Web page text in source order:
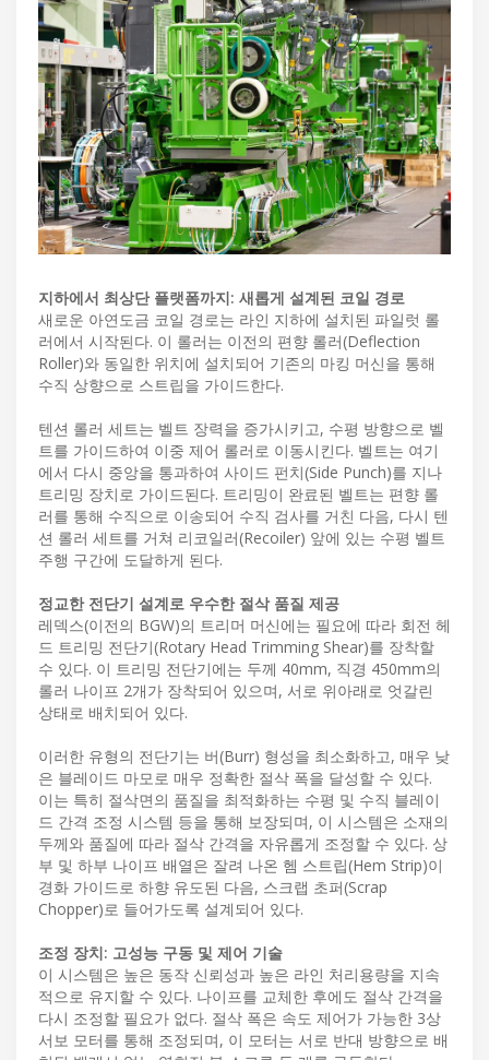
지하에서 최상단 플랫폼까지: 새롭게 설계된 코일 경로
새로운 아연도금 코일 경로는 라인 지하에 설치된 파일럿 롤
러에서 시작된다. 이 롤러는 이전의 편향 롤러(Deflection
Roller)와 동일한 위치에 설치되어 기존의 마킹 머신을 통해
수직 상향으로 스트립을 가이드한다.
텐션 롤러 세트는 벨트 장력을 증가시키고, 수평 방향으로 벨
트를 가이드하여 이중 제어 롤러로 이동시킨다. 벨트는 여기
에서 다시 중앙을 통과하여 사이드 펀치(Side Punch)를 지나
트리밍 장치로 가이드된다. 트리밍이 완료된 벨트는 편향 롤
러를 통해 수직으로 이송되어 수직 검사를 거친 다음, 다시 텐
션 롤러 세트를 거쳐 리코일러(Recoiler) 앞에 있는 수평 벨트
주행 구간에 도달하게 된다.
정교한 전단기 설계로 우수한 절삭 품질 제공
레덱스(이전의 BGW)의 트리머 머신에는 필요에 따라 회전 헤
드 트리밍 전단기(Rotary Head Trimming Shear)를 장착할
수 있다. 이 트리밍 전단기에는 두께 40mm, 직경 450mm의
롤러 나이프 2개가 장착되어 있으며, 서로 위아래로 엇갈린
상태로 배치되어 있다.
이러한 유형의 전단기는 버(Burr) 형성을 최소화하고, 매우 낮
은 블레이드 마모로 매우 정확한 절삭 폭을 달성할 수 있다.
이는 특히 절삭면의 품질을 최적화하는 수평 및 수직 블레이
드 간격 조정 시스템 등을 통해 보장되며, 이 시스템은 소재의
두께와 품질에 따라 절삭 간격을 자유롭게 조정할 수 있다. 상
부 및 하부 나이프 배열은 잘려 나온 헴 스트립(Hem Strip)이
경화 가이드로 하향 유도된 다음, 스크랩 초퍼(Scrap
Chopper)로 들어가도록 설계되어 있다.
조정 장치: 고성능 구동 및 제어 기술
이 시스템은 높은 동작 신뢰성과 높은 라인 처리용량을 지속
적으로 유지할 수 있다. 나이프를 교체한 후에도 절삭 간격을
다시 조정할 필요가 없다. 절삭 폭은 속도 제어가 가능한 3상
서보 모터를 통해 조정되며, 이 모터는 서로 반대 방향으로 배